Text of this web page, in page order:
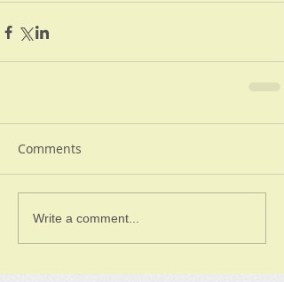
Comments
Write a comment...